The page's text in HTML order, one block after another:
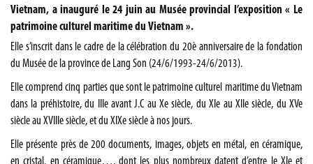
Vietnam, a inauguré le 24 juin au Musée provincial l’exposition « Le
patrimoine culturel maritime du Vietnam ».
Elle s’inscrit dans le cadre de la célébration du 20è anniversaire de la fondation
du Musée de la province de Lang Son (24/6/1993-24/6/2013).
Elle comprend cinq parties que sont le patrimoine culturel maritime du Vietnam
dans la préhistoire, du IIIe avant J.C au Xe siècle, du XIe au XIIe siècle, du XVe
siècle au XVIIIe siècle, et du XIXe siècle à nos jours.
Elle présente près de 200 documents, images, objets en métal, en céramique,
en cristal, en céramique…, dont les plus nombreux datent d’entre le XIe et